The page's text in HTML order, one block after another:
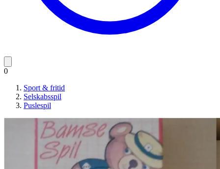
0
Sport & fritid
Selskabsspil
Puslespil